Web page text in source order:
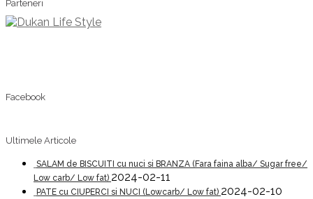
Parteneri
Facebook
Ultimele Articole
SALAM de BISCUITI cu nuci si BRANZA (Fara faina alba/ Sugar free/
Low carb/ Low fat) 2024-02-11
PATE cu CIUPERCI si NUCI (Lowcarb/ Low fat) 2024-02-10